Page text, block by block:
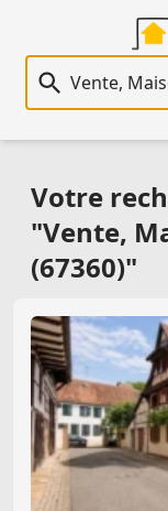
Recherche
Votre
"Vente,
(67360)"